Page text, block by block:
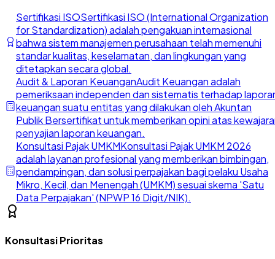
Sertifikasi ISOSertifikasi ISO (International Organization
for Standardization) adalah pengakuan internasional
bahwa sistem manajemen perusahaan telah memenuhi
standar kualitas, keselamatan, dan lingkungan yang
ditetapkan secara global.
Audit & Laporan KeuanganAudit Keuangan adalah
pemeriksaan independen dan sistematis terhadap
keuangan suatu entitas yang dilakukan oleh Akuntan
Publik Bersertifikat untuk memberikan opini atas
penyajian laporan keuangan.
Konsultasi Pajak UMKMKonsultasi Pajak UMKM 2026
adalah layanan profesional yang memberikan bimbingan,
pendampingan, dan solusi perpajakan bagi pelaku Usaha
Mikro, Kecil, dan Menengah (UMKM) sesuai skema 'Satu
Data Perpajakan' (NPWP 16 Digit/NIK).
Konsultasi Prioritas